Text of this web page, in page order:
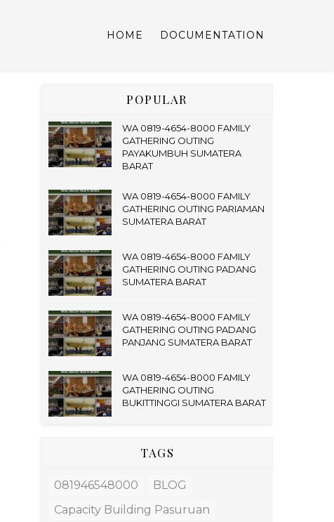
HOME DOCUMENTATION
POPULAR
WA 0819-4654-8000 FAMILY
GATHERING OUTING
PAYAKUMBUH SUMATERA
BARAT
WA 0819-4654-8000 FAMILY
GATHERING OUTING PARIAMAN
SUMATERA BARAT
WA 0819-4654-8000 FAMILY
GATHERING OUTING PADANG
SUMATERA BARAT
WA 0819-4654-8000 FAMILY
GATHERING OUTING PADANG
PANJANG SUMATERA BARAT
WA 0819-4654-8000 FAMILY
GATHERING OUTING
BUKITTINGGI SUMATERA BARAT
TAGS
081946548000
BLOG
Capacity Building Pasuruan